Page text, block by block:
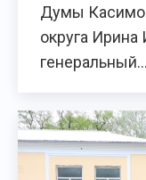
Думы
округа Ирина
генеральный…